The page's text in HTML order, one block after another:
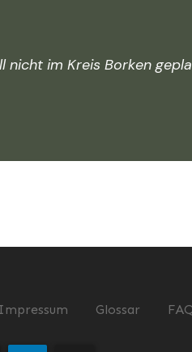
im Kreis Borken
Impressum Glossar